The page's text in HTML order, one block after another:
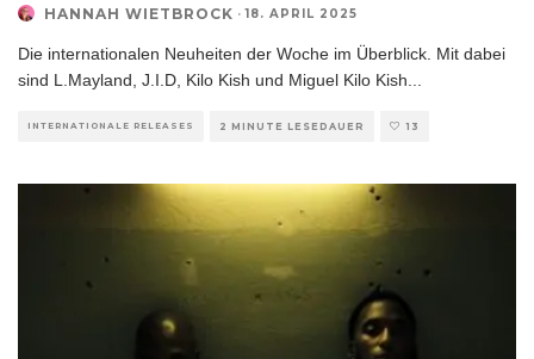
HANNAH WIETBROCK · 18. APRIL 2025
Die internationalen Neuheiten der Woche im Überblick. Mit dabei
sind L.Mayland, J.I.D, Kilo Kish und Miguel Kilo Kish
INTERNATIONALE RELEASES 2 MINUTE LESEDAUER 13